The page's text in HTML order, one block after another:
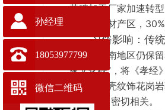
墓碑加工厂家加速转
等传统石材产区，
习俗影响：传
鲁西南地区仍保
家文化碑”，将《孝经
简洁的贝壳纹饰花岗
养”新风尚密切相关。
孙经理
18053977799
微信二维码